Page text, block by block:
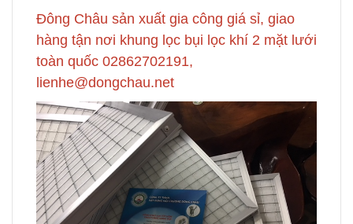
Đông Châu sản xuất gia công giá sỉ, giao
hàng tận nơi khung lọc bụi lọc khí 2 mặt lưới
toàn quốc 02862702191,
lienhe@dongchau.net